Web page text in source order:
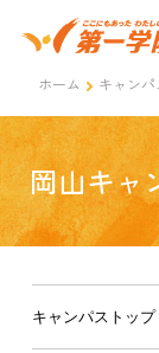
ホーム キャン
岡山キャ
キャンパストップ